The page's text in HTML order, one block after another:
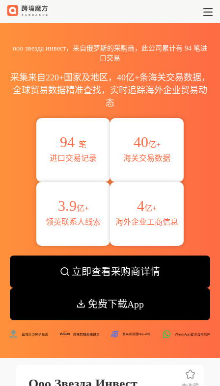
ооо звезда инвест，来自俄罗斯的采购商，此公司累计有 94 笔进
口交易
采集来自220+国家及地区，40亿+条海关交易数据，
全球贸易数据精准查找，实时追踪海外企业贸易动
态
94 笔
进口交易记录
40亿+
海关交易数据
3.9亿+
领英联系人线索
4亿+
海外企业工商信息
立即查看采购商详情
免费下载App